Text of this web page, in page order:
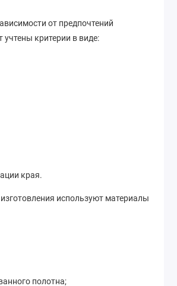
от предпочтений
учтены критерии в виде:
края.
используют материалы
полотна;